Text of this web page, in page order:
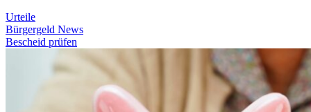
Urteile
Bürgergeld News
Bescheid prüfen